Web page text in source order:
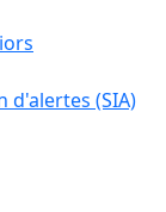
d'alertes (SIA)